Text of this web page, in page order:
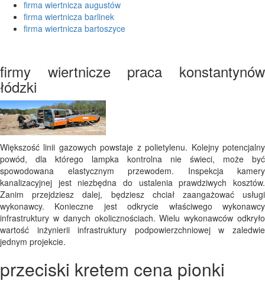
firma wiertnicza augustów
firma wiertnicza barlinek
firma wiertnicza bartoszyce
firmy wiertnicze praca konstantynów
łódzki
Większość linii gazowych powstaje z polietylenu. Kolejny potencjalny
powód, dla którego lampka kontrolna nie świeci, może być
spowodowana elastycznym przewodem. Inspekcja kamery
kanalizacyjnej jest niezbędna do ustalenia prawdziwych kosztów.
Zanim przejdziesz dalej, będziesz chciał zaangażować usługi
wykonawcy. Konieczne jest odkrycie właściwego wykonawcy
infrastruktury w danych okolicznościach. Wielu wykonawców odkryło
wartość inżynierii infrastruktury podpowierzchniowej w zaledwie
jednym projekcie.
przeciski kretem cena pionki